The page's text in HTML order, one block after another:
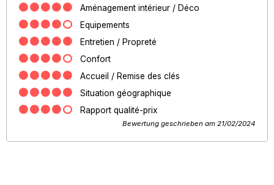
Aménagement intérieur / Déco
Equipements
Entretien / Propreté
Confort
Accueil / Remise des clés
Situation géographique
Rapport qualité-prix
Bewertung geschrieben am 21/02/2024